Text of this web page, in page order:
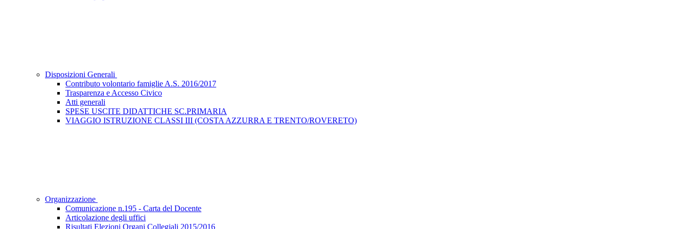
Disposizioni Generali
Contributo volontario famiglie A.S. 2016/2017
Trasparenza e Accesso Civico
Atti generali
SPESE USCITE DIDATTICHE SC.PRIMARIA
VIAGGIO ISTRUZIONE CLASSI III (COSTA AZZURRA E TRENTO/ROVERETO)
Organizzazione
Comunicazione n.195 - Carta del Docente
Articolazione degli uffici
Risultati Elezioni Organi Collegiali 2015/2016